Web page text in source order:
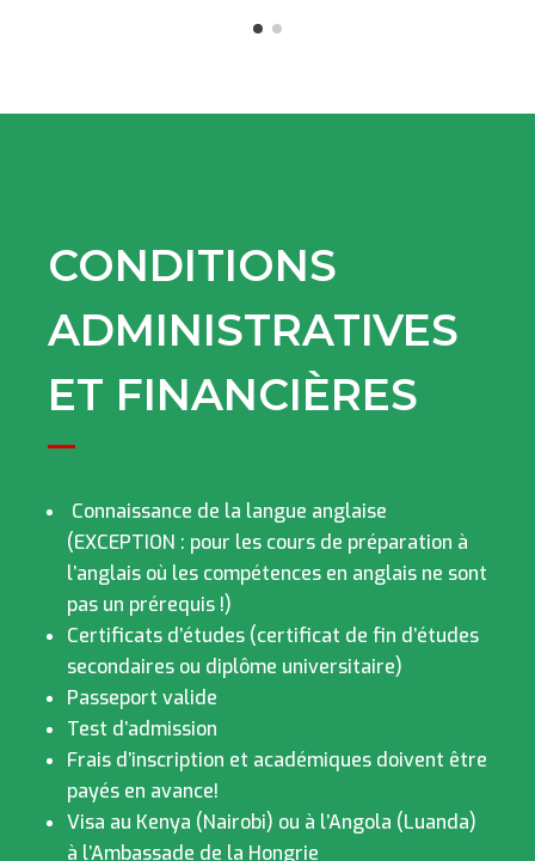
CONDITIONS
ADMINISTRATIVES
ET FINANCIÈRES
Connaissance de la langue anglaise
(EXCEPTION : pour les cours de préparation à
l’anglais où les compétences en anglais ne sont
pas un prérequis !)
Certificats d’études (certificat de fin d’études
secondaires ou diplôme universitaire)
Passeport valide
Test d’admission
Frais d’inscription et académiques doivent être
payés en avance!
Visa au Kenya (Nairobi) ou à l’Angola (Luanda)